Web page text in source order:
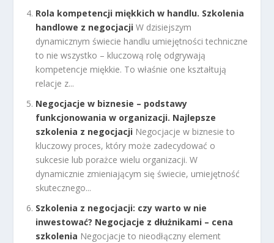
Rola kompetencji miękkich w handlu. Szkolenia
handlowe z negocjacji W dzisiejszym
dynamicznym świecie handlu umiejętności techniczne
to nie wszystko – kluczową rolę odgrywają
kompetencje miękkie. To właśnie one kształtują
relacje z...
Negocjacje w biznesie – podstawy
funkcjonowania w organizacji. Najlepsze
szkolenia z negocjacji Negocjacje w biznesie to
kluczowy proces, który może zadecydować o
sukcesie lub porażce wielu organizacji. W
dynamicznie zmieniającym się świecie, umiejętność
skutecznego...
Szkolenia z negocjacji: czy warto w nie
inwestować? Negocjacje z dłużnikami – cena
szkolenia Negocjacje to nieodłączny element